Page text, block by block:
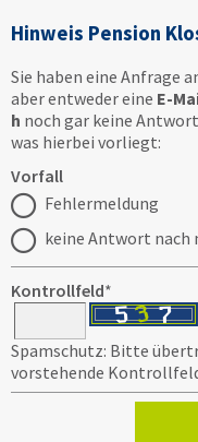
Hinweis Pension
Sie haben eine Anfrage
aber entweder eine E-
h noch gar keine
was hierbei vorliegt:
Vorfall
Fehlermeldung
keine Antwort nach
Kontrollfeld*
Spamschutz: Bitte
vorstehende